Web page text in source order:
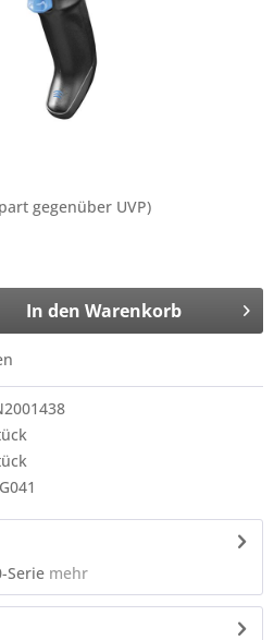
gegenüber UVP)
In den Warenkorb
Serie mehr